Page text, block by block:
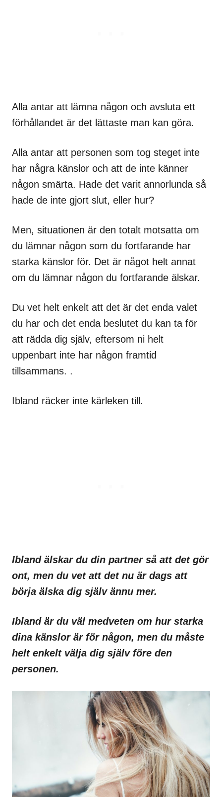
Alla antar att lämna någon och avsluta ett
förhållandet är det lättaste man kan göra.
Alla antar att personen som tog steget inte
har några känslor och att de inte känner
någon smärta. Hade det varit annorlunda så
hade de inte gjort slut, eller hur?
Men, situationen är den totalt motsatta om
du lämnar någon som du fortfarande har
starka känslor för. Det är något helt annat
om du lämnar någon du fortfarande älskar.
Du vet helt enkelt att det är det enda valet
du har och det enda beslutet du kan ta för
att rädda dig själv, eftersom ni helt
uppenbart inte har någon framtid
tillsammans. .
Ibland räcker inte kärleken till.
Ibland älskar du din partner så att det gör
ont, men du vet att det nu är dags att
börja älska dig själv ännu mer.
Ibland är du väl medveten om hur starka
dina känslor är för någon, men du måste
helt enkelt välja dig själv före den
personen.